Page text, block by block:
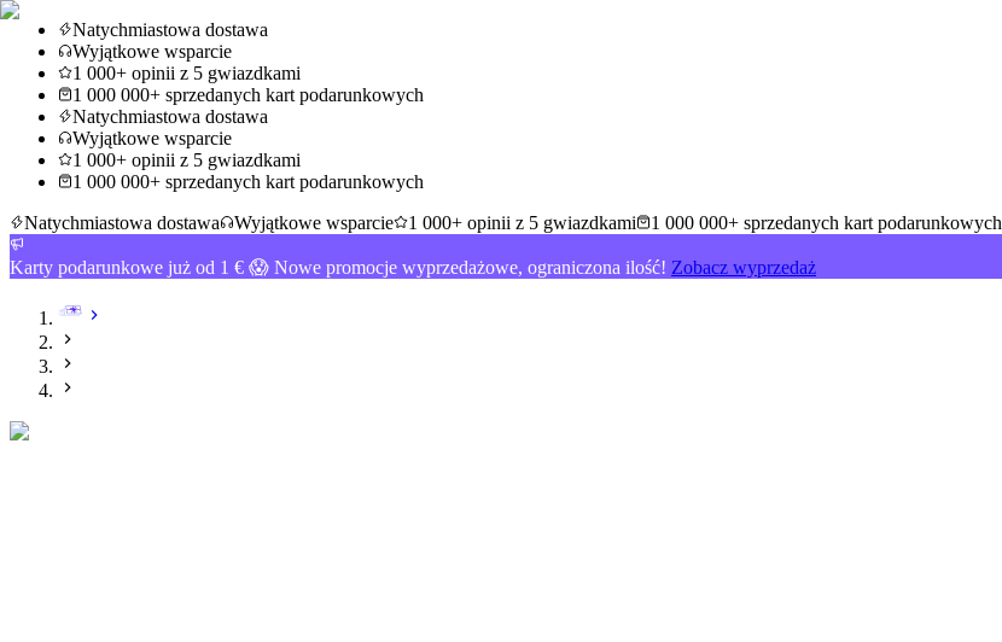
Natychmiastowa dostawa
Wyjątkowe wsparcie
1 000+ opinii z 5 gwiazdkami
1 000 000+ sprzedanych kart podarunkowych
Natychmiastowa dostawa
Wyjątkowe wsparcie
1 000+ opinii z 5 gwiazdkami
1 000 000+ sprzedanych kart podarunkowych
Natychmiastowa dostawa
Wyjątkowe wsparcie 1 000+ opinii z 5 gwiazdkami 1 000 000+ sprzedanych kart podarunkowych
Karty podarunkowe już od 1 € 😱 Nowe promocje wyprzedażowe, ograniczona ilość! Zobacz wyprzedaż